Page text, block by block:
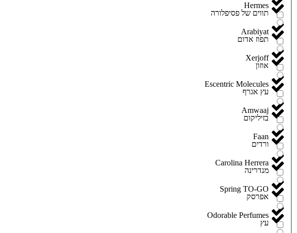
Hermes
Arabiyat
Xerjoff
Escentric Molecules
Amwaaj
Faan
Carolina Herrera
Spring TO-GO
Odorable Perfumes
תווים של פסיפלורה
תפוז אדום
אוזון
עץ אגרף
בזיליקום
ורדים
מנדרינה
אפרסק
עץ